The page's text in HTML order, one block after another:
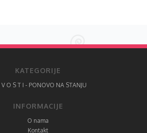
KATEGORIJE
O S T I - PONOVO NA STANJU
INFORMACIJE
O nama
Kontakt